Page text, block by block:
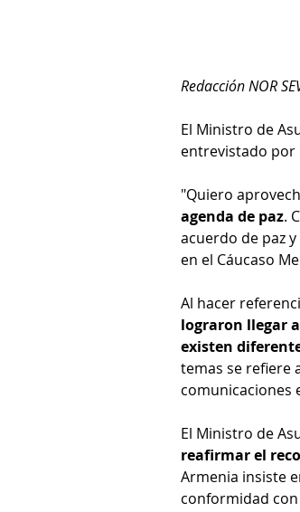
Redacción NOR
El Ministro de
entrevistado por
"Quiero
agenda de paz.
acuerdo de paz
en el Cáucaso
Al hacer
lograron llegar
existen
temas se refiere
comunicaciones
El Ministro de
reafirmar el
Armenia insiste
conformidad